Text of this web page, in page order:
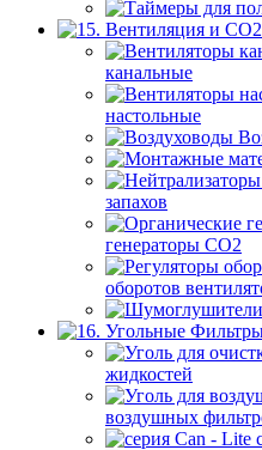
канальные
настольные
запахов
генераторы СО2
оборотов
жидкостей
воздушных